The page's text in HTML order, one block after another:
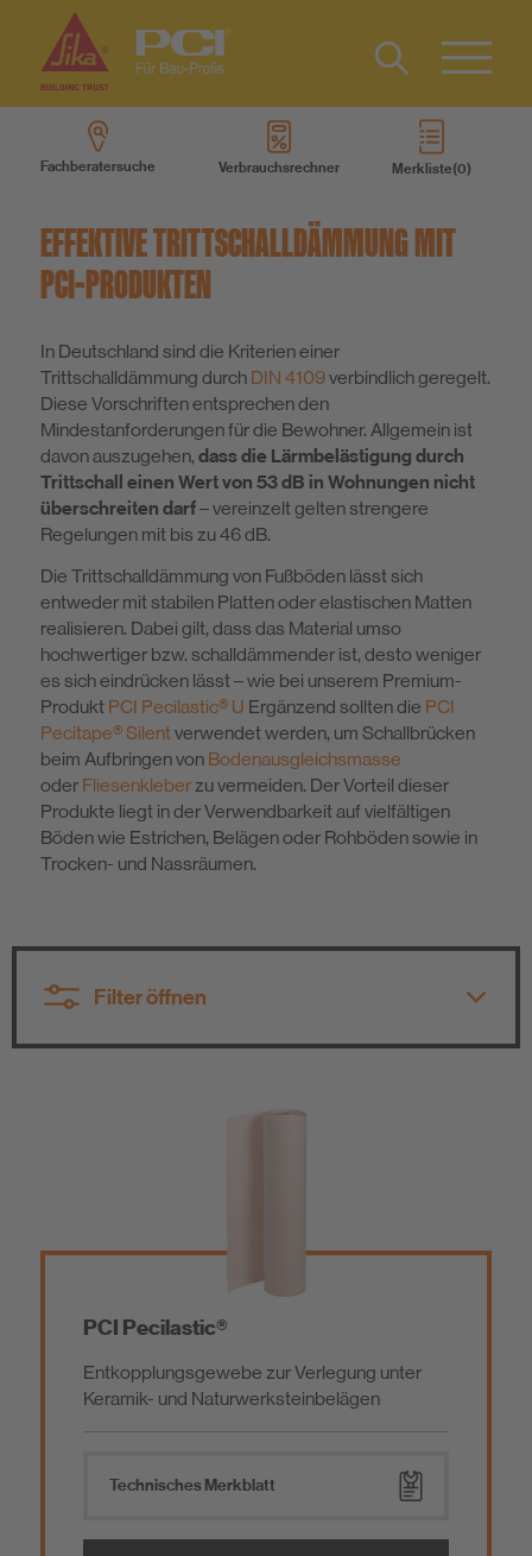
Produktsysteme
Services
Wissen
Über uns
Nachhaltigkeit
Type 2 or
more
Fachberatersuche Verbrauchsrechner Merkliste
Kontakt
IT
FR
EFFEKTIVE TRITTSCHALLDÄMMUNG MIT
PCI-PRODUKTEN
In Deutschland sind die Kriterien einer
Trittschalldämmung durch DIN 4109verbindlich geregelt.
Diese Vorschriften entsprechen den
Mindestanforderungen für die Bewohner. Allgemein ist
davon auszugehen, dass die Lärmbelästigung durch
Trittschall einen Wert von 53 dB in Wohnungen nicht
überschreiten darf– vereinzelt gelten strengere
Regelungen mit bis zu 46 dB.
Die Trittschalldämmung von Fußböden lässt sich
entweder mit stabilen Platten oder elastischen Matten
realisieren. Dabei gilt, dass das Material umso
hochwertiger bzw. schalldämmender ist, desto weniger
es sich eindrücken lässt – wie bei unserem Premium-
Produkt PCI Pecilastic® U Ergänzend sollten die PCI
Pecitape® Silentverwendet werden, um Schallbrücken
beim Aufbringen von Bodenausgleichsmasse
oder Fliesenkleber zu vermeiden. Der Vorteil dieser
Produkte liegt in der Verwendbarkeit auf vielfältigen
Böden wie Estrichen, Belägen oder Rohböden sowie in
Trocken- und Nassräumen.
Filter öffnen
Dichten und Kleben
Parkettverlegung / Bodenbelagsverlegung
Haftbrücke
Ausgleichsmasse
PCI Pecilastic®
Entkopplungsgewebe zur Verlegung unter
Keramik- und Naturwerksteinbelägen
Technisches Merkblatt